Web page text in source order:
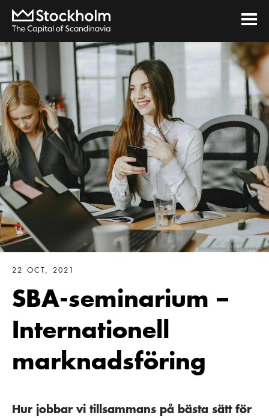
22 OCT, 2021
SBA-seminarium –
Internationell
marknadsföring
Hur jobbar vi tillsammans på bästa sätt för